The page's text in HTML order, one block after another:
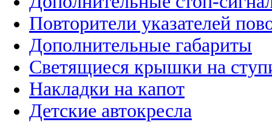
Повторители указателей
Дополнительные габариты
Светящиеся крышки на
Накладки на капот
Детские автокресла